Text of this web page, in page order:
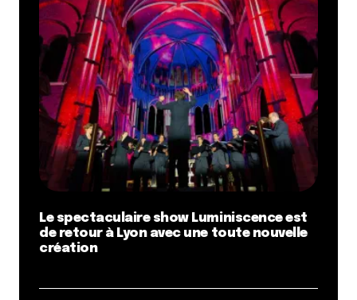
Le spectaculaire show Luminiscence est
de retour à Lyon avec une toute nouvelle
création